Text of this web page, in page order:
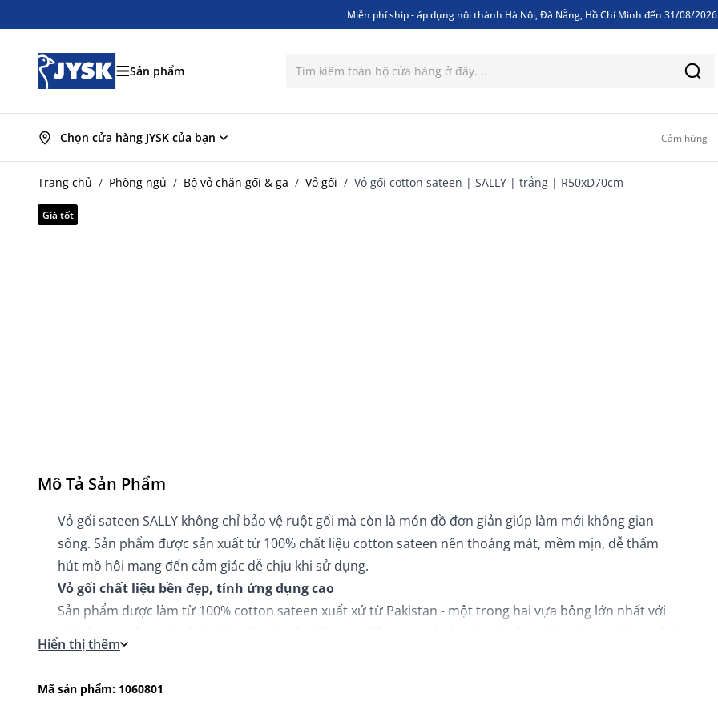
Miễn phí ship - áp dụng nội thành Hà Nội, Đà Nẵng, Hồ Chí Minh đến 31/08/2026
Sản phẩm
Chọn cửa hàng JYSK của bạn Cảm hứng
Trang chủ / Phòng ngủ / Bộ vỏ chăn gối & ga / Vỏ gối / Vỏ gối cotton sateen | SALLY | trắng | R50xD70cm
Giá tốt
Mô Tả Sản Phẩm
Vỏ gối sateen SALLY không chỉ bảo vệ ruột gối mà còn là món đồ đơn giản giúp làm mới không gian
sống. Sản phẩm được sản xuất từ 100% chất liệu cotton sateen nên thoáng mát, mềm mịn, dễ thấm
hút mồ hôi mang đến cảm giác dễ chịu khi sử dụng.
Vỏ gối chất liệu bền đẹp, tính ứng dụng cao
Sản phẩm được làm từ 100% cotton sateen xuất xứ từ Pakistan - một trong hai vựa bông lớn nhất với
tình trạng hầm bí và giặt nhanh khô.
thiện với đường may ẩn, có khóa kéo chắc chắn giúp thao tác tháo/lồng ruột chăn/gối dễ dàng, kín
Hiển thị thêm
Mã sản phẩm: 1060801